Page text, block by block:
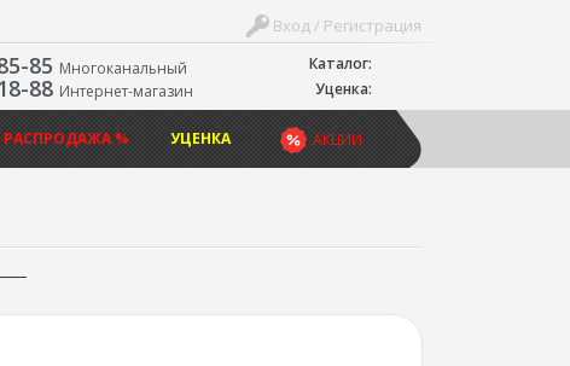
Каталог:
Уценка:
Вход / Регистрация
85 Многоканальный
88 Интернет-магазин
АКЦИИ
РАСПРОДАЖА % УЦЕНКА